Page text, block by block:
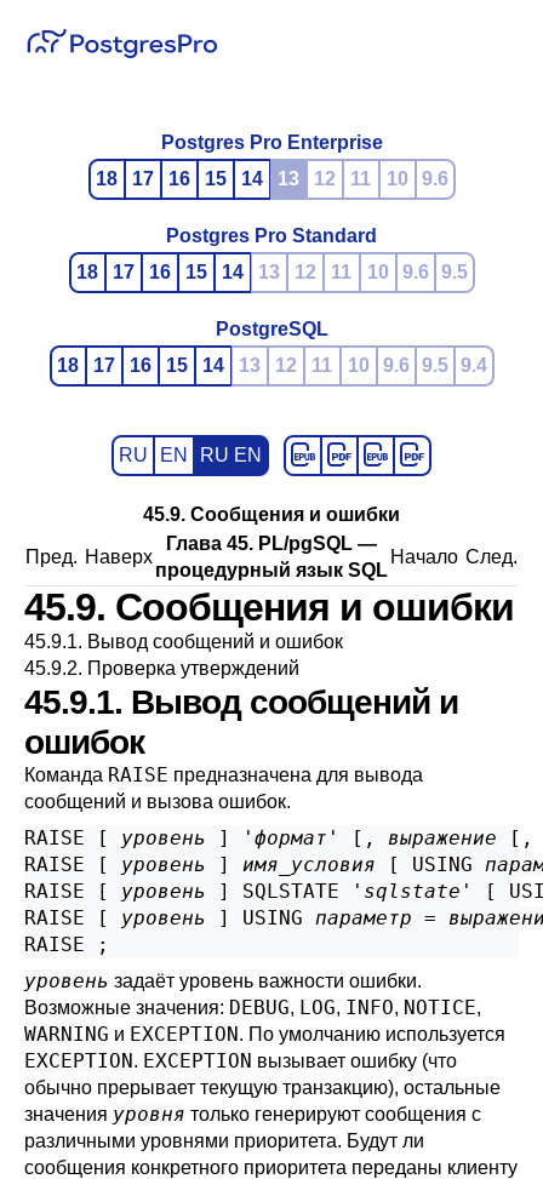
Postgres Pro Enterprise
18
17 16 15 14 13 12 11 10 9.6
Postgres Pro Standard
18
17 16 15 14 13 12 11 10 9.6 9.5
PostgreSQL
18
17 16 15 14 13 12 11 10 9.6 9.5 9.4
RU EN RU EN
45.9. Сообщения и ошибки
Пред. Наверх
Глава 45. PL/pgSQL —
процедурный язык SQL
Начало След.
45.9. Сообщения и ошибки
45.9.1. Вывод сообщений и ошибок
45.9.2. Проверка утверждений
45.9.1. Вывод сообщений и
ошибок
Команда RAISE предназначена для вывода
сообщений и вызова ошибок.
RAISE [ уровень ] ' формат ' [ , выражение [
RAISE [
уровень ] имя_условия [ USING
RAISE [
уровень ] SQLSTATE ' sqlstate ' [
RAISE [
уровень ] USING параметр =
уровень задаёт уровень важности ошибки.
Возможные значения: DEBUG, LOG, INFO, NOTICE,
WARNING и EXCEPTION. По умолчанию используется
EXCEPTION. EXCEPTION вызывает ошибку (что
обычно прерывает текущую транзакцию), остальные
значения уровня только генерируют сообщения с
различными уровнями приоритета. Будут ли
сообщения конкретного приоритета переданы клиенту